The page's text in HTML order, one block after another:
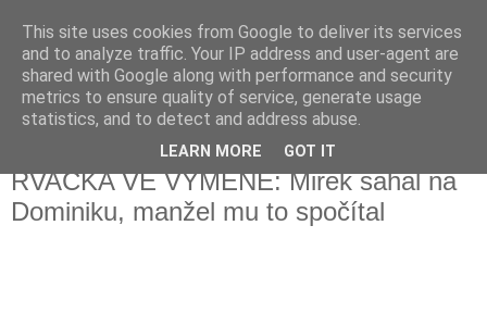
Fakečlánky
Věř všemu co tady vidíš.
neděle 12. září 2021
RVAČKA VE VÝMĚNĚ: Mirek sahal na
Dominiku, manžel mu to spočítal
This site uses cookies from Google to deliver its services
and to analyze traffic. Your IP address and user-agent are
shared with Google along with performance and security
metrics to ensure quality of service, generate usage
statistics, and to detect and address abuse.
LEARN MORE GOT IT